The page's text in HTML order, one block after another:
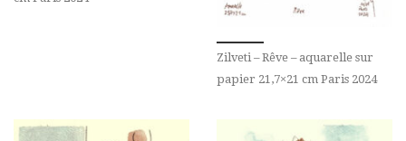
Zilveti – Rêve – aquarelle sur
papier 21,7×21 cm Paris 2024